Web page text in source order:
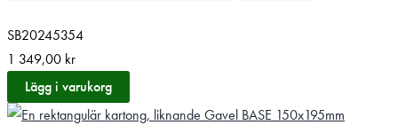
SB20245354
1 349,00 kr
Lägg i varukorg